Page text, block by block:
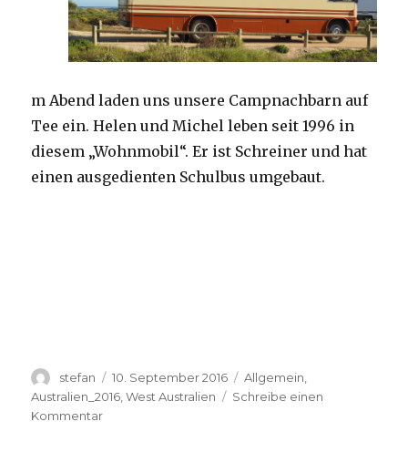
m Abend laden uns unsere Campnachbarn auf
Tee ein. Helen und Michel leben seit 1996 in
diesem „Wohnmobil“. Er ist Schreiner und hat
einen ausgedienten Schulbus umgebaut.
Autor
stefan
Veröffentlicht
am
10. September 2016 Kategorien
Allgemein
Australien_2016 ,West Australien
Schreibe einen
Kommentarzu